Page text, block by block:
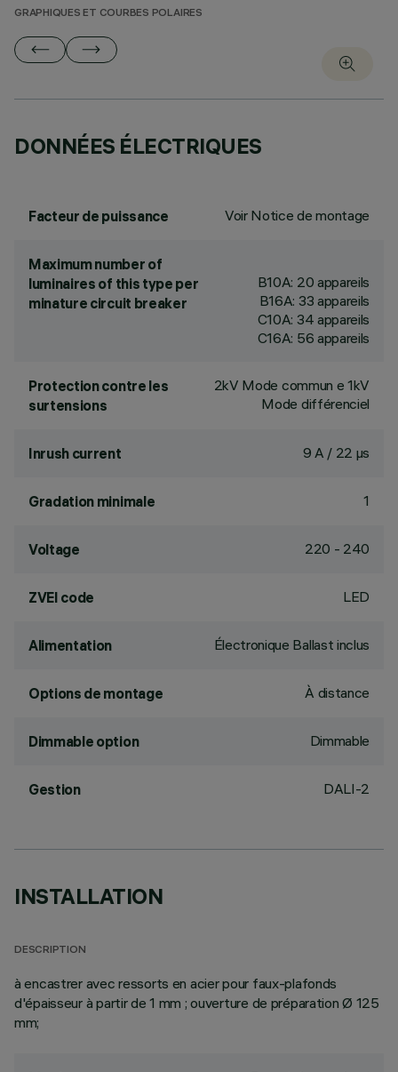
GRAPHIQUES ET COURBES POLAIRES
DONNÉES ÉLECTRIQUES
Facteur de puissance Voir Notice de montage
Maximum number of
luminaires of this type per
minature circuit breaker
B10A: 20 appareils
B16A: 33 appareils
C10A: 34 appareils
C16A: 56 appareils
Protection contre les
surtensions
2kV Mode commun e 1kV
Mode différenciel
Inrush current 9 A / 22 µs
Gradation minimale 1
Voltage 220 - 240
ZVEI code LED
Alimentation Électronique Ballast inclus
Options de montage À distance
Dimmable option Dimmable
Gestion DALI-2
INSTALLATION
DESCRIPTION
à encastrer avec ressorts en acier pour faux-plafonds
d'épaisseur à partir de 1 mm ; ouverture de préparation Ø 125
mm;